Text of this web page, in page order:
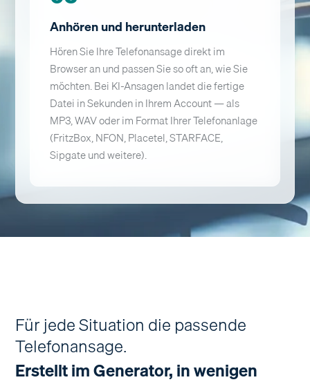
Anhören und herunterladen
Hören Sie Ihre Telefonansage direkt im
Browser an und passen Sie so oft an, wie Sie
möchten. Bei KI-Ansagen landet die fertige
Datei in Sekunden in Ihrem Account — als
MP3, WAV oder im Format Ihrer Telefonanlage
(FritzBox, NFON, Placetel, STARFACE,
Sipgate und weitere).
Für jede Situation die passende
Telefonansage.
Erstellt im Generator, in wenigen